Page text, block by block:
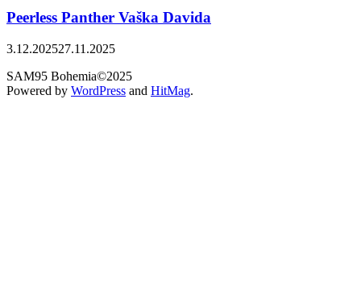
Peerless Panther Vaška Davida
3.12.202527.11.2025
SAM95 Bohemia©2025
Powered by WordPress and HitMag.